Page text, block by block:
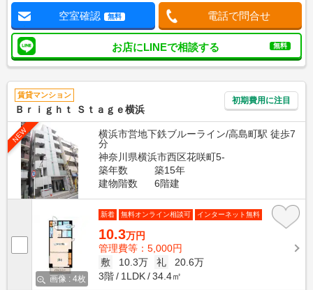
空室確認 無料 電話で問合せ
お店にLINEで相談する 無料
賃貸マンション
Ｂｒｉｇｈｔ Ｓｔａｇｅ横浜
初期費用に注目
NEW
横浜市営地下鉄ブルーライン/高島町駅 徒歩7
分
神奈川県横浜市西区花咲町5-
築年数
築15年
建物階数
6階建
画像 : 4枚
新着 無料オンライン相談可 インターネット無料
10.3万円
管理費等：5,000円
敷
10.3万 礼
20.6万
3階
1LDK 34.4㎡